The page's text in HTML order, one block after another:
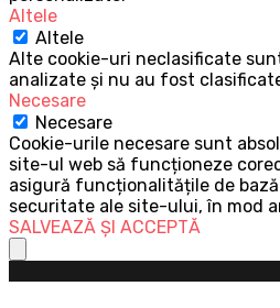
Altele
Altele
Alte cookie-uri neclasificate
analizate și nu au fost
Necesare
Necesare
Cookie-urile necesare sunt
site-ul web să funcționeze
asigură funcționalitățile de
securitate ale site-ului, în mod
SALVEAZĂ ȘI ACCEPTĂ